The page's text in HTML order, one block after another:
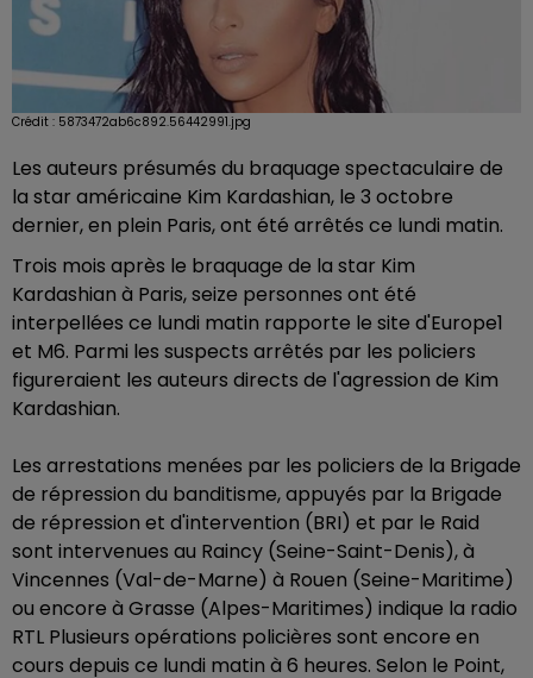
Crédit : 5873472ab6c892.56442991.jpg
Les auteurs présumés du braquage spectaculaire de
la star américaine Kim Kardashian, le 3 octobre
dernier, en plein Paris, ont été arrêtés ce lundi matin.
Trois mois après le braquage de la star Kim
Kardashian à Paris, seize personnes ont été
interpellées ce lundi matin rapporte le site d'Europe1
et M6. Parmi les suspects arrêtés par les policiers
figureraient les auteurs directs de l'agression de Kim
Kardashian.
Les arrestations menées par les policiers de la Brigade
de répression du banditisme, appuyés par la Brigade
de répression et d'intervention (BRI) et par le Raid
sont intervenues au Raincy (Seine-Saint-Denis), à
Vincennes (Val-de-Marne) à Rouen (Seine-Maritime)
ou encore à Grasse (Alpes-Maritimes) indique la radio
RTL Plusieurs opérations policières sont encore en
cours depuis ce lundi matin à 6 heures. Selon le Point,